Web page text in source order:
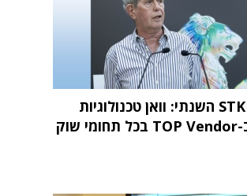
מחקר STKI השנתי: וואן טכנולוגיות
דורגה כ-TOP Vendor בכל תחומי שוק